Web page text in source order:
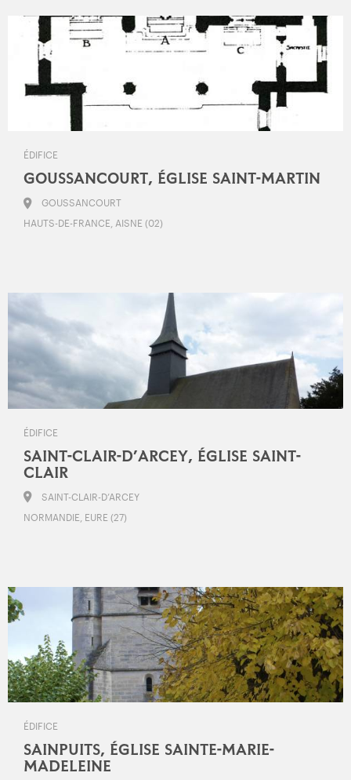
ÉDIFICE
GOUSSANCOURT, ÉGLISE SAINT-MARTIN
GOUSSANCOURT
HAUTS-DE-FRANCE, AISNE (02)
ÉDIFICE
SAINT-CLAIR-D’ARCEY, ÉGLISE SAINT-
CLAIR
SAINT-CLAIR-D’ARCEY
NORMANDIE, EURE (27)
ÉDIFICE
SAINPUITS, ÉGLISE SAINTE-MARIE-
MADELEINE